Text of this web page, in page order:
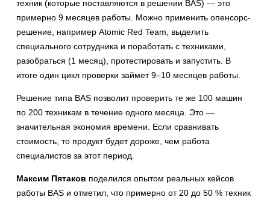
техник (которые поставляются в решении BAS) — это
примерно 9 месяцев работы. Можно применить опенсорс-
решение, например Atomic Red Team, выделить
специального сотрудника и поработать с техниками,
разобраться (1 месяц), протестировать и запустить. В
итоге один цикл проверки займет 9–10 месяцев работы.
Решение типа BAS позволит проверить те же 100 машин
по 200 техникам в течение одного месяца. Это —
значительная экономия времени. Если сравнивать
стоимость, то продукт будет дороже, чем работа
специалистов за этот период.
Максим Пятаков поделился опытом реальных кейсов
работы BAS и отметил, что примерно от 20 до 50 % техник